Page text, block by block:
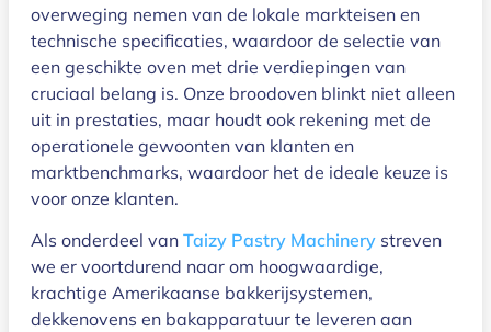
overweging nemen van de lokale markteisen en
technische specificaties, waardoor de selectie van
een geschikte oven met drie verdiepingen van
cruciaal belang is. Onze broodoven blinkt niet alleen
uit in prestaties, maar houdt ook rekening met de
operationele gewoonten van klanten en
marktbenchmarks, waardoor het de ideale keuze is
voor onze klanten.
Als onderdeel van Taizy Pastry Machinery streven
we er voortdurend naar om hoogwaardige,
krachtige Amerikaanse bakkerijsystemen,
dekkenovens en bakapparatuur te leveren aan